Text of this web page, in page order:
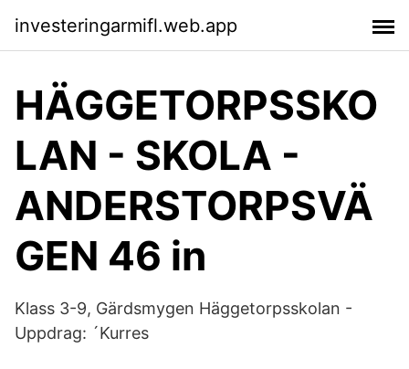
investeringarmifl.web.app
HÄGGETORPSSKO
LAN - SKOLA -
ANDERSTORPSVÄ
GEN 46 in
Klass 3-9, Gärdsmygen Häggetorpsskolan -
Uppdrag: ´Kurres